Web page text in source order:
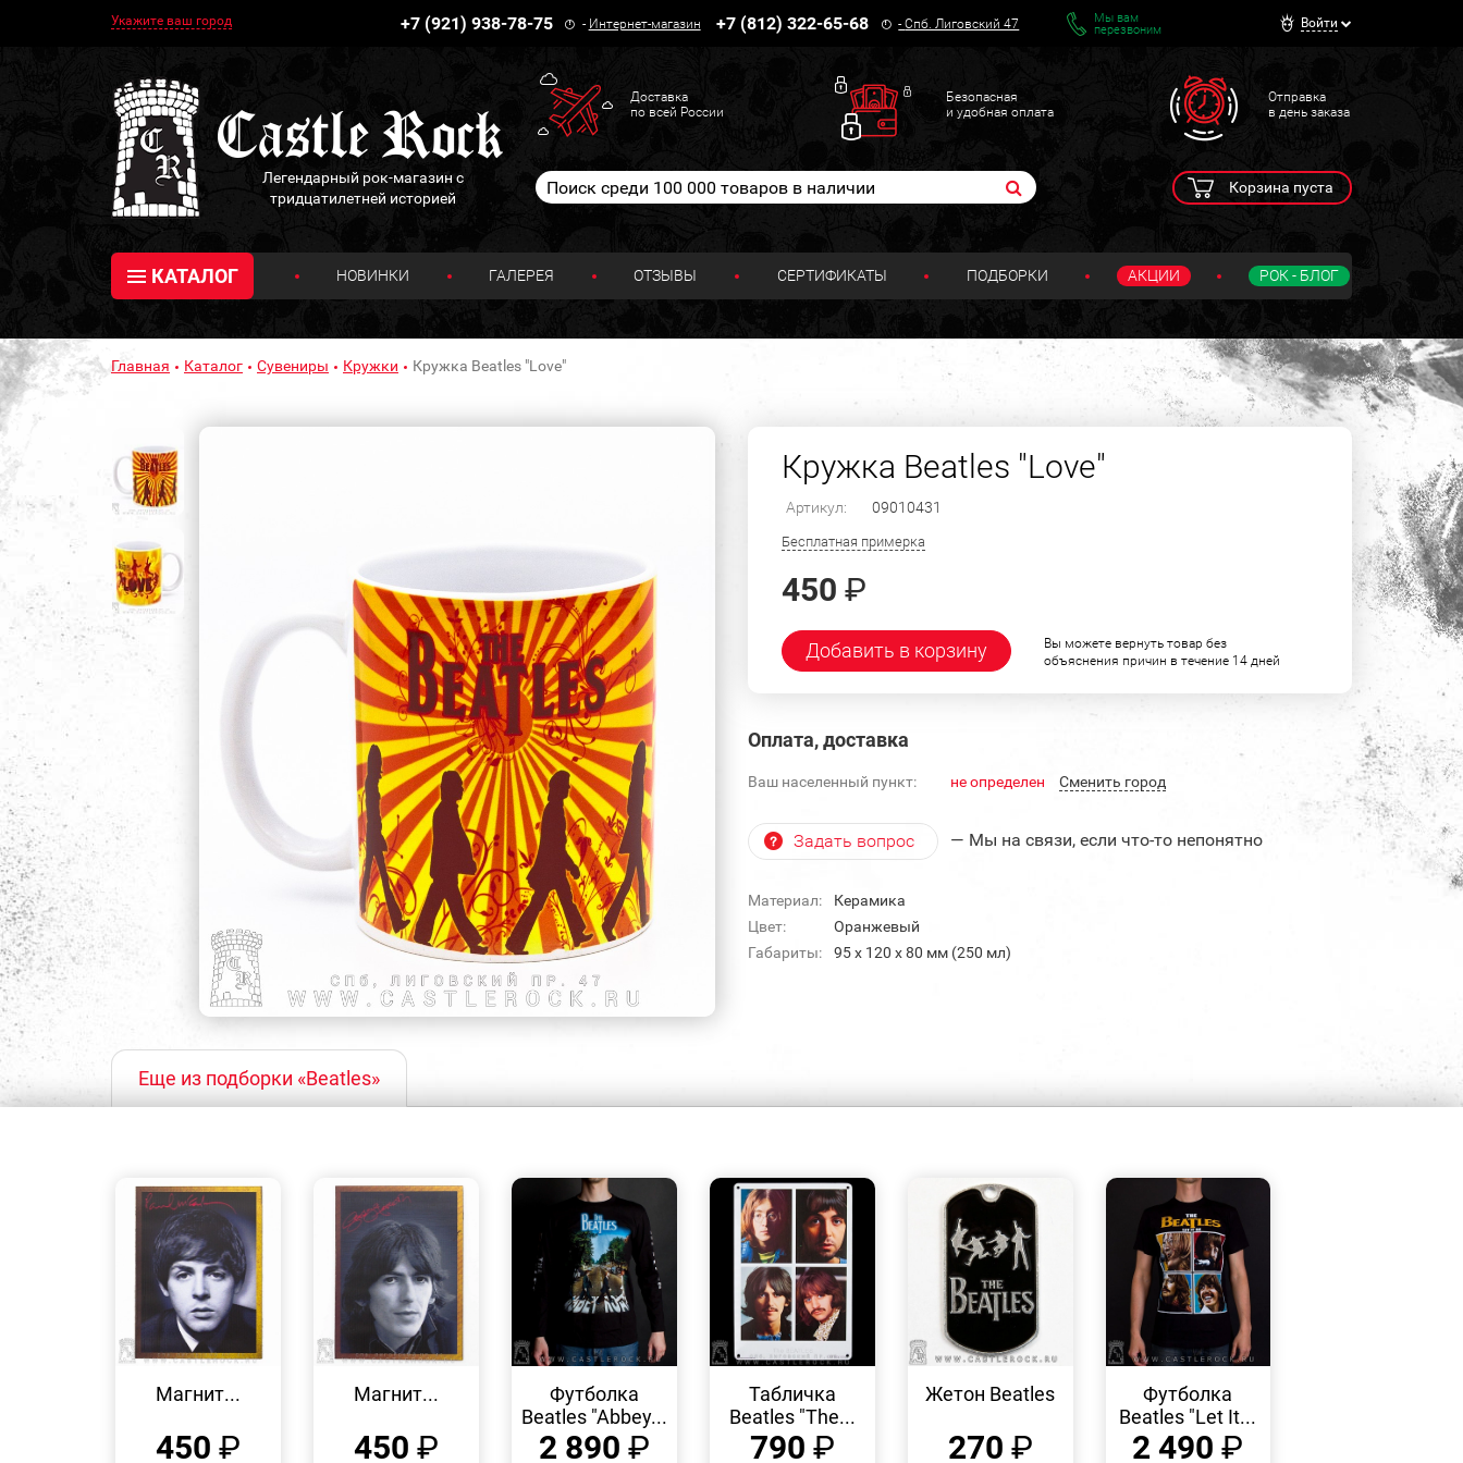
Укажите ваш город +7 (921) 938-78-75 - Интернет-магазин +7 (812) 322-65-68 -Спб. Лиговский 47
Мы вам
перезвоним
Войти
Легендарный рок-магазин с
тридцатилетней историей
Доставка
по всей России
Безопасная
и удобная оплата
Отправка
в день заказа
Корзина пуста
КАТАЛОГ НОВИНКИ ГАЛЕРЕЯ ОТЗЫВЫ СЕРТИФИКАТЫ ПОДБОРКИ АКЦИИ РОК - БЛОГ
Главная Каталог Сувениры Кружки Кружка Beatles "Love"
Кружка Beatles "Love"
Артикул: 09010431
Бесплатная примерка
450 ₽
Добавить в корзину
Вы можете вернуть товар без
объяснения причин в течение 14 дней
Оплата, доставка
Ваш населенный пункт: не определен Cменить город
Задать вопрос — Мы на связи, если что-то непонятно
Материал:
Керамика
Цвет:
Оранжевый
Габариты:
95 х 120 х 80 мм (250 мл)
Еще из подборки «Beatles»
ПРОСМОТР
Магнит...
450 ₽
ПРОСМОТР
Магнит...
450 ₽
ПРОСМОТР
Футболка
Beatles "Abbey...
2 890 ₽
ПРОСМОТР
Табличка
Beatles "The...
790 ₽
ПРОСМОТР
Жетон Beatles
270 ₽
ПРОСМОТР
Футболка
Beatles "Let It...
2 490₽